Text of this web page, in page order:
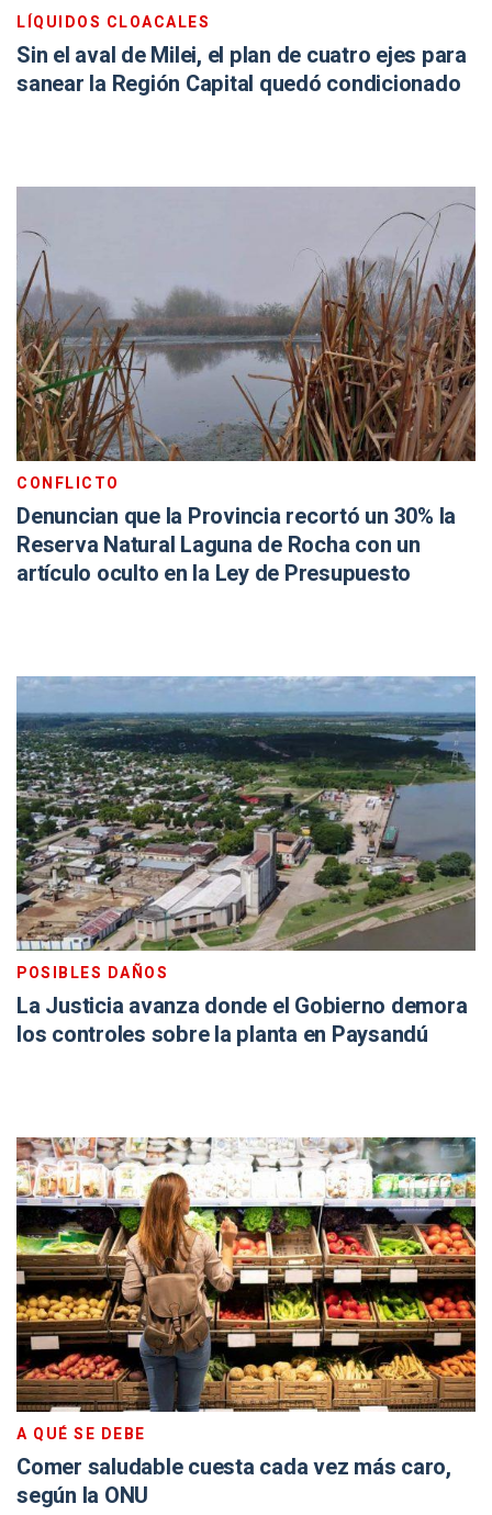
LÍQUIDOS CLOACALES
Sin el aval de Milei, el plan de cuatro ejes para
sanear la Región Capital quedó condicionado
CONFLICTO
Denuncian que la Provincia recortó un 30% la
Reserva Natural Laguna de Rocha con un
artículo oculto en la Ley de Presupuesto
POSIBLES DAÑOS
La Justicia avanza donde el Gobierno demora
los controles sobre la planta en Paysandú
A QUÉ SE DEBE
Comer saludable cuesta cada vez más caro,
según la ONU